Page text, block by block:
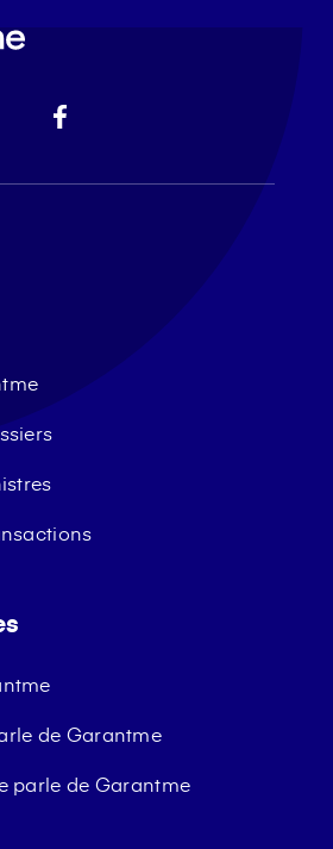
de Garantme
parle de Garantme